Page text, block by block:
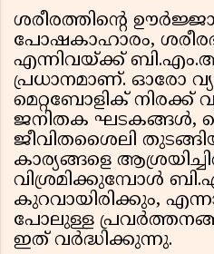
ശരീരത്തിൻ്റെ
പോഷകാഹാരം,
എന്നിവയ്ക്ക്
പ്രധാനമാണ്. ഓരോ
മെറ്റബോളിക്
ജനിതക ഘടകങ്ങൾ,
ജീവിതശൈലി
കാര്യങ്ങളെ
വിശ്രമിക്കുമ്പോൾ
കുറവായിരിക്കും,
പോലുള്ള
ഇത് വർദ്ധിക്കുന്നു.